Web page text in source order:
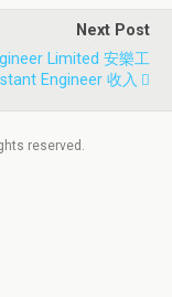
Next Post
Limited 安樂工
Engineer 收入
reserved.